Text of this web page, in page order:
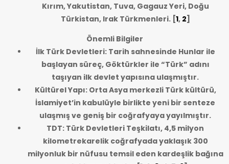
Kırım, Yakutistan, Tuva, Gagauz Yeri, Doğu
Türkistan, Irak Türkmenleri.[1, 2]
Önemli Bilgiler
İlk Türk Devletleri: Tarih sahnesinde Hunlar ile
başlayan süreç, Göktürkler ile “Türk” adını
taşıyan ilk devlet yapısına ulaşmıştır.
Kültürel Yapı: Orta Asya merkezli Türk kültürü,
İslamiyet’in kabulüyle birlikte yeni bir senteze
ulaşmış ve geniş bir coğrafyaya yayılmıştır.
TDT: Türk Devletleri Teşkilatı, 4,5 milyon
kilometrekarelik coğrafyada yaklaşık 300
milyonluk bir nüfusu temsil eden kardeşlik bağına